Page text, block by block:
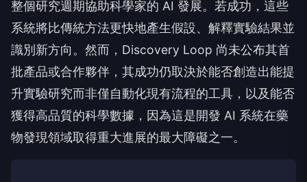
整個研究週期協助科學家的 AI 發展。若成功，這些
系統將比傳統方法更快地產生假設、解釋實驗結果並
識別新方向。然而，Discovery Loop 尚未公布其首
批產品或合作夥伴，其成功仍取決於能否創造出能提
升實驗研究而非僅自動化現有流程的工具，以及能否
獲得高品質的科學數據，因為這是開發 AI 系統在藥
物發現領域取得重大進展的最大障礙之一。